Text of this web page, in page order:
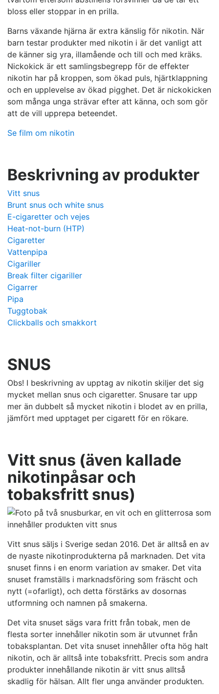
bloss eller stoppar in en prilla.
Barns växande hjärna är extra känslig för nikotin. När
barn testar produkter med nikotin i är det vanligt att
de känner sig yra, illamående och till och med kräks.
Nickokick är ett samlingsbegrepp för de effekter
nikotin har på kroppen, som ökad puls, hjärtklappning
och en upplevelse av ökad pigghet. Det är nickokicken
som många unga strävar efter att känna, och som gör
att de vill upprepa beteendet.
Se film om nikotin
Beskrivning av produkter
Vitt snus
Brunt snus och white snus
E-cigaretter och vejes
Heat-not-burn (HTP)
Cigaretter
Vattenpipa
Cigariller
Break filter cigariller
Cigarrer
Pipa
Tuggtobak
Clickballs och smakkort
SNUS
Obs! I beskrivning av upptag av nikotin skiljer det sig
mycket mellan snus och cigaretter. Snusare tar upp
mer än dubbelt så mycket nikotin i blodet av en prilla,
jämfört med upptaget per cigarett för en rökare.
Vitt snus (även kallade
nikotinpåsar och
tobaksfritt snus)
Vitt snus säljs i Sverige sedan 2016. Det är alltså en av
de nyaste nikotinprodukterna på marknaden. Det vita
snuset finns i en enorm variation av smaker. Det vita
snuset framställs i marknadsföring som fräscht och
nytt (=ofarligt), och detta förstärks av dosornas
utformning och namnen på smakerna.
Det vita snuset sägs vara fritt från tobak, men de
flesta sorter innehåller nikotin som är utvunnet från
tobaksplantan. Det vita snuset innehåller ofta hög halt
nikotin, och är alltså inte tobaksfritt. Precis som andra
produkter innehållande nikotin är vitt snus alltså
skadlig för hälsan. Allt fler unga använder produkten.